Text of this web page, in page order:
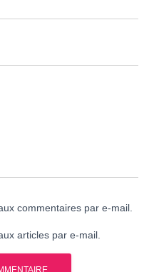
commentaires par e-mail.
articles par e-mail.